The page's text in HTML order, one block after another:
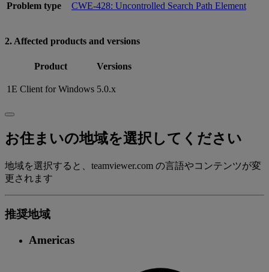
Problem type CWE-428: Uncontrolled Search Path Element
2. Affected products and versions
Product Versions
1E Client for Windows 5.0.x
お住まいの地域を選択してください
地域を選択すると、teamviewer.com の言語やコンテンツが変
更されます
推奨地域
Americas